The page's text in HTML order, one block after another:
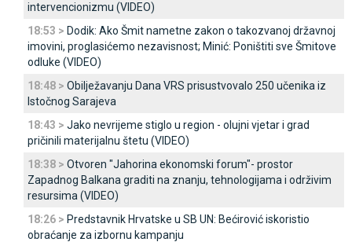
intervencionizmu (VIDEO)
18:53 > Dodik: Ako Šmit nametne zakon o takozvanoj državnoj
imovini, proglasićemo nezavisnost; Minić: Poništiti sve Šmitove
odluke (VIDEO)
18:48 > Obilježavanju Dana VRS prisustvovalo 250 učenika iz
Istočnog Sarajeva
18:43 > Јako nevrijeme stiglo u region - olujni vjetar i grad
pričinili materijalnu štetu (VIDEO)
18:38 > Otvoren "Јahorina ekonomski forum"- prostor
Zapadnog Balkana graditi na znanju, tehnologijama i održivim
resursima (VIDEO)
18:26 > Predstavnik Hrvatske u SB UN: Bećirović iskoristio
obraćanje za izbornu kampanju